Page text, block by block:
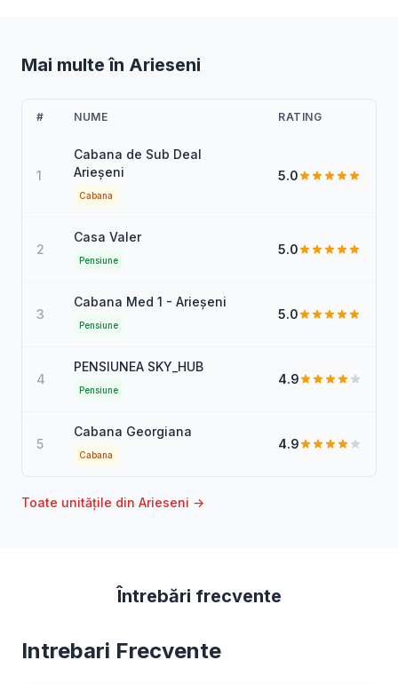
Mai multe în Arieseni
# NUME RATING
1
Cabana de Sub Deal
Arieșeni
Cabana
5.0
2
Casa Valer
Pensiune
5.0
3
Cabana Med 1 - Arieșeni
Pensiune
5.0
4
PENSIUNEA SKY_HUB
Pensiune
4.9
5
Cabana Georgiana
Cabana
4.9
Toate unitățile din Arieseni →
Întrebări frecvente
Intrebari Frecvente